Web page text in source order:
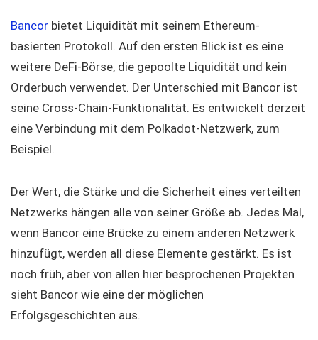
Bancor bietet Liquidität mit seinem Ethereum-
basierten Protokoll. Auf den ersten Blick ist es eine
weitere DeFi-Börse, die gepoolte Liquidität und kein
Orderbuch verwendet. Der Unterschied mit Bancor ist
seine Cross-Chain-Funktionalität. Es entwickelt derzeit
eine Verbindung mit dem Polkadot-Netzwerk, zum
Beispiel.
Der Wert, die Stärke und die Sicherheit eines verteilten
Netzwerks hängen alle von seiner Größe ab. Jedes Mal,
wenn Bancor eine Brücke zu einem anderen Netzwerk
hinzufügt, werden all diese Elemente gestärkt. Es ist
noch früh, aber von allen hier besprochenen Projekten
sieht Bancor wie eine der möglichen
Erfolgsgeschichten aus.